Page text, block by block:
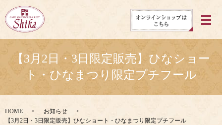
メ
【3月2日・3日限定販売】ひなショー
ト・ひなまつり限定プチフール
HOME
お知らせ
【3月2日・3日限定販売】ひなショート・ひなまつり限定プチフール